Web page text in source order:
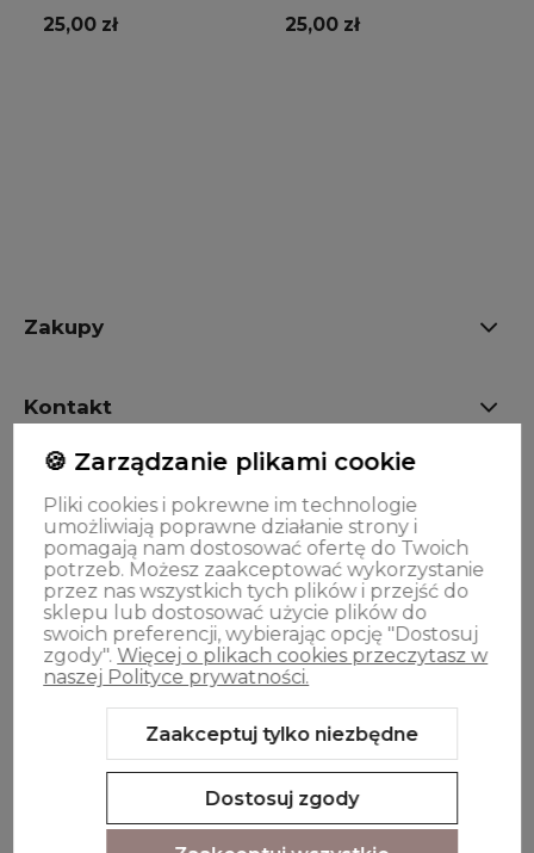
25,00 zł 25,00 zł
Zakupy
Kontakt
Oferta
Sklep internetowy Shoper.pl Szablon Shoper Modern 3.0™
🍪 Zarządzanie plikami cookie
Pliki cookies i pokrewne im technologie
umożliwiają poprawne działanie strony i
pomagają nam dostosować ofertę do Twoich
potrzeb. Możesz zaakceptować wykorzystanie
przez nas wszystkich tych plików i przejść do
sklepu lub dostosować użycie plików do
swoich preferencji, wybierając opcję "Dostosuj
zgody". Więcej o plikach cookies przeczytasz w
naszej Polityce prywatności.
Zaakceptuj tylko niezbędne
Dostosuj zgody